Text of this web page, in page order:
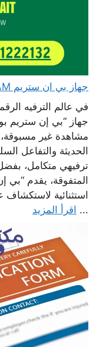
جهاز بي ان ستريم beIN STREAM الكويت مع اشتراك
في عالم الترفيه
جهاز “بي إن ستريم
مشاهدة غير مسبوقة،
الحديثة والتفاعل
ترفيهي متكامل،
المتفوقة، يقدم “بي
استثنائية
... اقرأ المزيد